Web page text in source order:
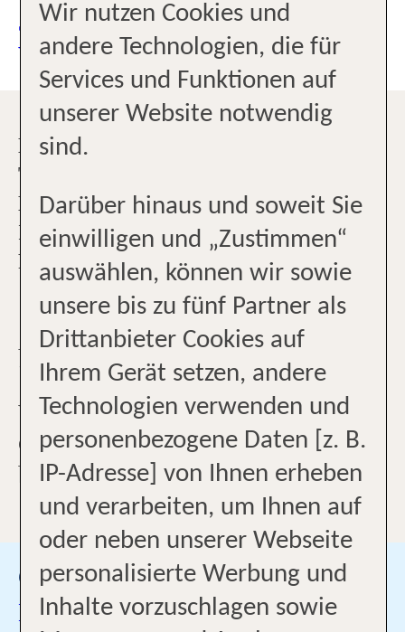
JETZT TERMIN
VEREINBAREN
L'TUR REISE-SHOP MAIN-
TAUNUS-ZENTRUM - VON LAST
MINUTE BIS FRÜHBUCHER
IMMER DER BESTE
REISEDEAL...
Aloha bei ltur! Wir sind deine
"Einfach Urlaub-Marke". Immer
wenn du dieses Gefühl verspürst,
dass du einfach wieder mal Urlaub
brauchst, sind wir für dich da.
Auch hier bei dir im Main-
Taunus-Zentrum. Unser Team von
Reiseexperten ist speziell geschult,
dich und deine Urlaubswünsche
Mehr lesen
Google Bewertungen
Besuchen Sie uns auf
Wir nutzen Cookies und
andere Technologien, die für
Services und Funktionen auf
unserer Website notwendig
sind.
Darüber hinaus und soweit Sie
einwilligen und „Zustimmen“
auswählen, können wir sowie
unsere bis zu fünf Partner als
Drittanbieter Cookies auf
Ihrem Gerät setzen, andere
Technologien verwenden und
personenbezogene Daten [z. B.
IP-Adresse] von Ihnen erheben
und verarbeiten, um Ihnen auf
oder neben unserer Webseite
personalisierte Werbung und
Inhalte vorzuschlagen sowie